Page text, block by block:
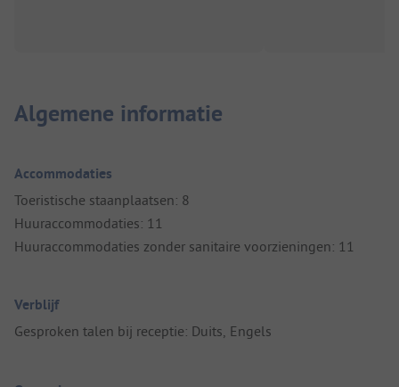
Algemene informatie
Accommodaties
Toeristische staanplaatsen: 8
Huuraccommodaties: 11
Huuraccommodaties zonder sanitaire voorzieningen: 11
Verblijf
Gesproken talen bij receptie: Duits, Engels